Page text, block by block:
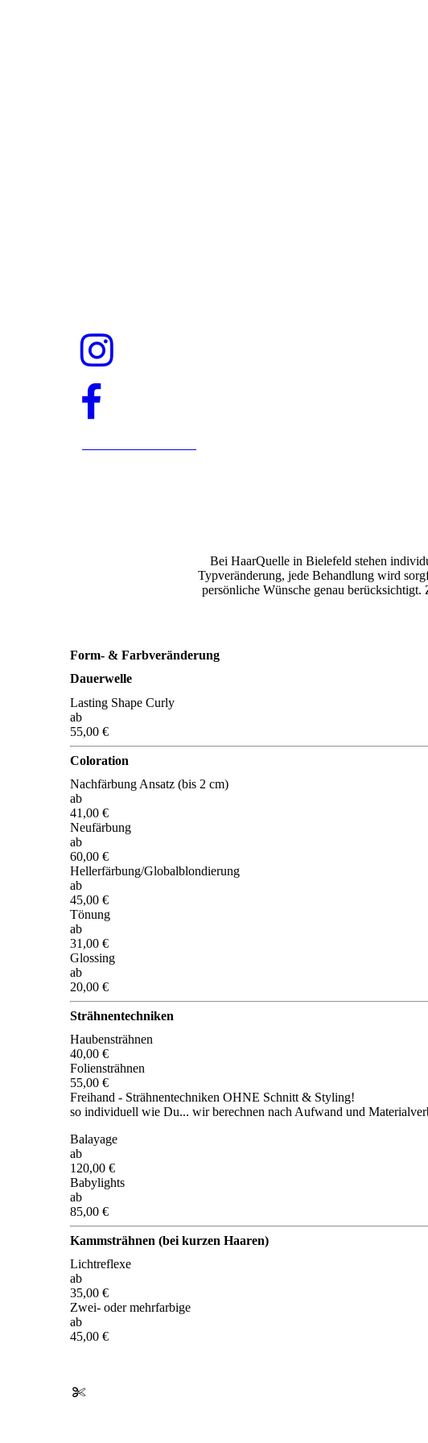
Bei HaarQuelle in Bielefeld stehen
Typveränderung, jede Behandlung wird
persönliche Wünsche genau
Form- & Farbveränderung
Dauerwelle
Lasting Shape Curly
ab
55,00 €
Coloration
Nachfärbung Ansatz (bis 2 cm)
ab
41,00 €
Neufärbung
ab
60,00 €
Hellerfärbung/Globalblondierung
ab
45,00 €
Tönung
ab
31,00 €
Glossing
ab
20,00 €
Strähnentechniken
Haubensträhnen
40,00 €
Foliensträhnen
55,00 €
Freihand - Strähnentechniken OHNE Schnitt & Styling!
so individuell wie Du... wir berechnen nach Aufwand und
Balayage
ab
120,00 €
Babylights
ab
85,00 €
Kammsträhnen (bei kurzen Haaren)
Lichtreflexe
ab
35,00 €
Zwei- oder mehrfarbige
ab
45,00 €